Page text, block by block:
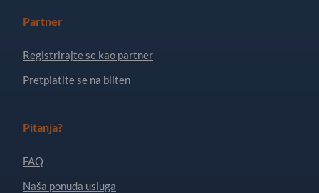
Partner
Registrirajte se kao partner
Pretplatite se na bilten
Pitanja?
FAQ
Naša ponuda usluga